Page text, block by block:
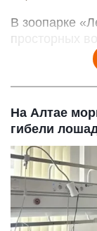
В зоопарке
просторных
На Алтае
гибели